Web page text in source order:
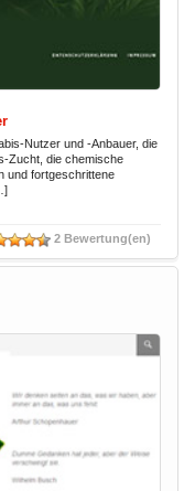
Nutzer und -Anbauer, die
Zucht, die chemische
und fortgeschrittene
2 Bewertung(en)